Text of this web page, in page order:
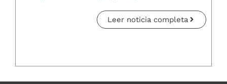
Leer noticia completa